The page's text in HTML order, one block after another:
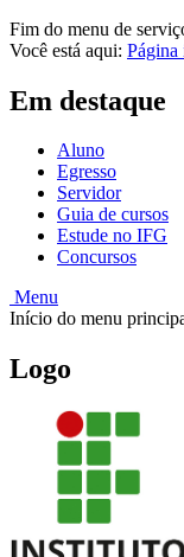
Fim do menu de
Você está aqui: Página
Em destaque
Aluno
Egresso
Servidor
Guia de cursos
Estude no IFG
Concursos
Menu
Início do menu
Logo